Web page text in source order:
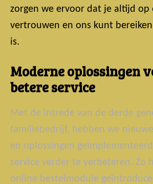
zorgen we ervoor dat je altijd op
vertrouwen en ons kunt
is.
Moderne oplossingen
betere service
Met de intrede van de derde
familiebedrijf, hebben we
en oplossingen
service verder te verbeteren. Zo
online bestelmodule